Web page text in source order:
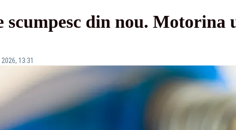
din nou. Motorina
13:31